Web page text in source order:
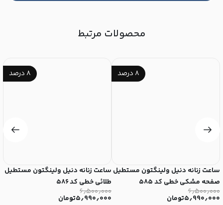
محصولات مرتبط
۸ درصد
ساعت زنانه دنیل ولینگتون مستطیل
صفحه مشکی خطی کد ۵۸۵
۶٫۵۰۰٫۰۰۰
۵٫۹۹۰٫۰۰۰تومان
۸ درصد
ساعت زنانه دنیل ولینگتون مستطیل
طلائی خطی کد ۵۸۶
۶٫۵۰۰٫۰۰۰
۵٫۹۹۰٫۰۰۰تومان